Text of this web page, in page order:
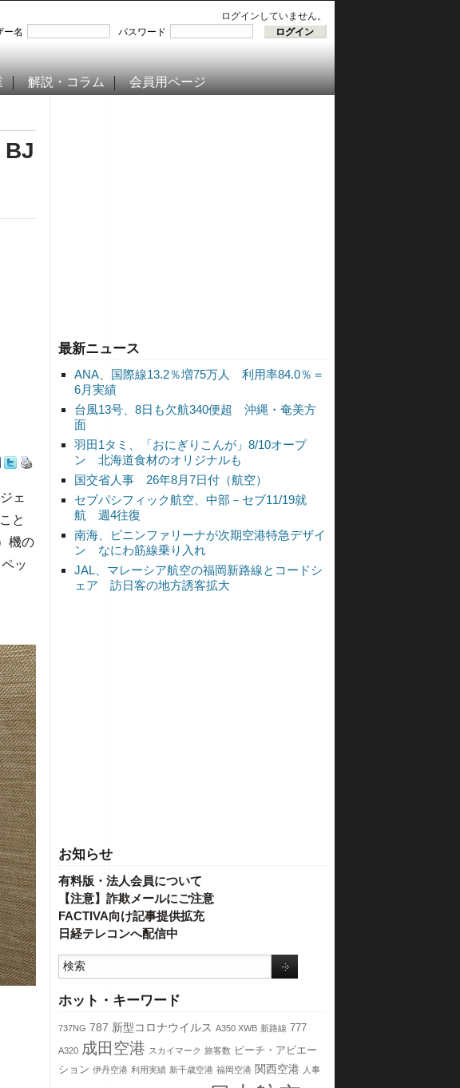
ログインしていません。
ー名
パスワード
解説・コラム 会員用ページ
最新ニュース
ANA、国際線13.2％増75万人 利用率84.0％＝
6月実績
台風13号、8日も欠航340便超 沖縄・奄美方
面
羽田1タミ、「おにぎりこんが」8/10オープ
ン 北海道食材のオリジナルも
国交省人事 26年8月7日付（航空）
セブパシフィック航空、中部－セブ11/19就
航 週4往復
南海、ピニンファリーナが次期空港特急デザイ
ン なにわ筋線乗り入れ
JAL、マレーシア航空の福岡新路線とコードシ
ェア 訪日客の地方誘客拡大
お知らせ
有料版・法人会員について
【注意】詐欺メールにご注意
FACTIVA向け記事提供拡充
日経テレコンへ配信中
ホット・キーワード
737NG 787 新型コロナウイルス A350 XWB 新路線 777
A320 成田空港 スカイマーク 旅客数 ピーチ・アビエー
ション 伊丹空港 利用実績 新千歳空港 福岡空港 関西空港 人事
BJ
ェ
と
機の
ッ